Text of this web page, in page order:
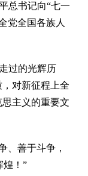
总书记向“七一
党全国各族人
过的光辉历
对新征程上全
主义的重要文
善于斗争，
煌！”